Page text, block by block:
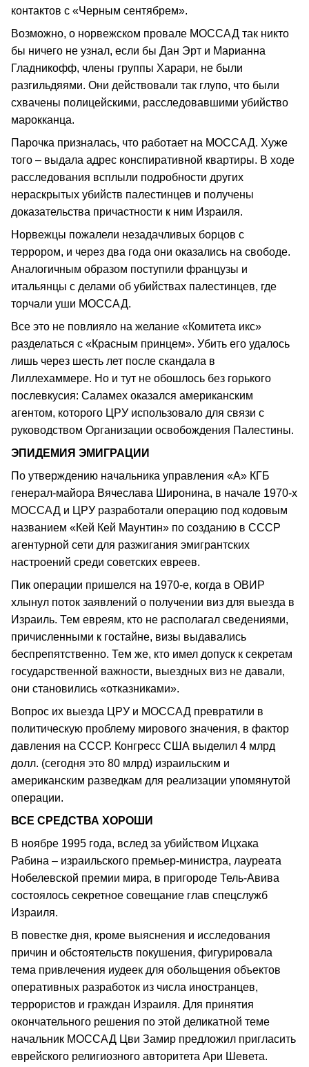
контактов с «Черным сентябрем».
Возможно, о норвежском провале МОССАД так никто
бы ничего не узнал, если бы Дан Эрт и Марианна
Гладникофф, члены группы Харари, не были
разгильдяями. Они действовали так глупо, что были
схвачены полицейскими, расследовавшими убийство
марокканца.
Парочка призналась, что работает на МОССАД. Хуже
того – выдала адрес конспиративной квартиры. В ходе
расследования всплыли подробности других
нераскрытых убийств палестинцев и получены
доказательства причастности к ним Израиля.
Норвежцы пожалели незадачливых борцов с
террором, и через два года они оказались на свободе.
Аналогичным образом поступили французы и
итальянцы с делами об убийствах палестинцев, где
торчали уши МОССАД.
Все это не повлияло на желание «Комитета икс»
разделаться с «Красным принцем». Убить его удалось
лишь через шесть лет после скандала в
Лиллехаммере. Но и тут не обошлось без горького
послевкусия: Саламех оказался американским
агентом, которого ЦРУ использовало для связи с
руководством Организации освобождения Палестины.
ЭПИДЕМИЯ ЭМИГРАЦИИ
По утверждению начальника управления «А» КГБ
генерал-майора Вячеслава Широнина, в начале 1970-х
МОССАД и ЦРУ разработали операцию под кодовым
названием «Кей Кей Маунтин» по созданию в СССР
агентурной сети для разжигания эмигрантских
настроений среди советских евреев.
Пик операции пришелся на 1970-е, когда в ОВИР
хлынул поток заявлений о получении виз для выезда в
Израиль. Тем евреям, кто не располагал сведениями,
причисленными к гостайне, визы выдавались
беспрепятственно. Тем же, кто имел допуск к секретам
государственной важности, выездных виз не давали,
они становились «отказниками».
Вопрос их выезда ЦРУ и МОССАД превратили в
политическую проблему мирового значения, в фактор
давления на СССР. Конгресс США выделил 4 млрд
долл. (сегодня это 80 млрд) израильским и
американским разведкам для реализации упомянутой
операции.
ВСЕ СРЕДСТВА ХОРОШИ
В ноябре 1995 года, вслед за убийством Ицхака
Рабина – израильского премьер-министра, лауреата
Нобелевской премии мира, в пригороде Тель-Авива
состоялось секретное совещание глав спецслужб
Израиля.
В повестке дня, кроме выяснения и исследования
причин и обстоятельств покушения, фигурировала
тема привлечения иудеек для обольщения объектов
оперативных разработок из числа иностранцев,
террористов и граждан Израиля. Для принятия
окончательного решения по этой деликатной теме
начальник МОССАД Цви Замир предложил пригласить
еврейского религиозного авторитета Ари Шевета.